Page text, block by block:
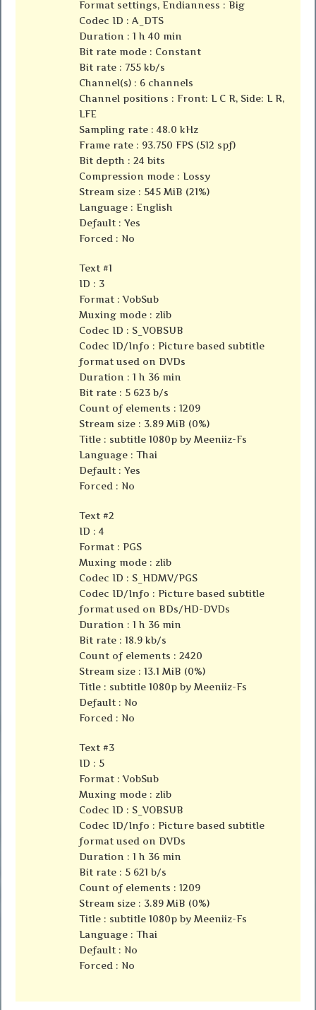
Format settings, Endianness : Big
Codec ID : A_DTS
Duration : 1 h 40 min
Bit rate mode : Constant
Bit rate : 755 kb/s
Channel(s) : 6 channels
Channel positions : Front: L C R, Side: L R,
LFE
Sampling rate : 48.0 kHz
Frame rate : 93.750 FPS (512 spf)
Bit depth : 24 bits
Compression mode : Lossy
Stream size : 545 MiB (21%)
Language : English
Default : Yes
Forced : No
Text #1
ID : 3
Format : VobSub
Muxing mode : zlib
Codec ID : S_VOBSUB
Codec ID/Info : Picture based subtitle
format used on DVDs
Duration : 1 h 36 min
Bit rate : 5 623 b/s
Count of elements : 1209
Stream size : 3.89 MiB (0%)
Title : subtitle 1080p by Meeniiz-Fs
Language : Thai
Default : Yes
Forced : No
Text #2
ID : 4
Format : PGS
Muxing mode : zlib
Codec ID : S_HDMV/PGS
Codec ID/Info : Picture based subtitle
format used on BDs/HD-DVDs
Duration : 1 h 36 min
Bit rate : 18.9 kb/s
Count of elements : 2420
Stream size : 13.1 MiB (0%)
Title : subtitle 1080p by Meeniiz-Fs
Default : No
Forced : No
Text #3
ID : 5
Format : VobSub
Muxing mode : zlib
Codec ID : S_VOBSUB
Codec ID/Info : Picture based subtitle
format used on DVDs
Duration : 1 h 36 min
Bit rate : 5 621 b/s
Count of elements : 1209
Stream size : 3.89 MiB (0%)
Title : subtitle 1080p by Meeniiz-Fs
Language : Thai
Default : No
Forced : No